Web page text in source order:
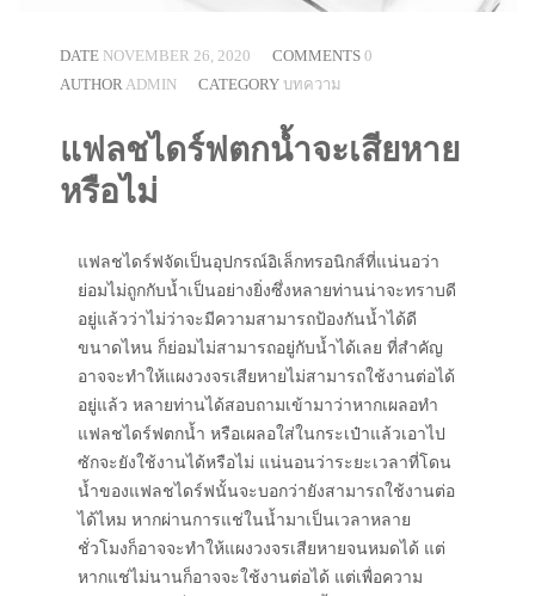
DATE NOVEMBER 26, 2020 COMMENTS 0
AUTHORADMIN CATEGORY บทความ
แฟลชไดร์ฟตกน้ำจะเสียหาย
หรือไม่
แฟลชไดร์ฟจัดเป็นอุปกรณ์อิเล็กทรอนิกส์ที่แน่นอว่า
ย่อมไม่ถูกกับน้ำเป็นอย่างยิ่งซึ่งหลายท่านน่าจะทราบดี
อยู่แล้วว่าไม่ว่าจะมีความสามารถป้องกันน้ำได้ดี
ขนาดไหน ก็ย่อมไม่สามารถอยู่กับน้ำได้เลย ที่สำคัญ
อาจจะทำให้แผงวงจรเสียหายไม่สามารถใช้งานต่อได้
อยู่แล้ว หลายท่านได้สอบถามเข้ามาว่าหากเผลอทำ
แฟลชไดร์ฟตกน้ำ หรือเผลอใส่ในกระเป๋าแล้วเอาไป
ซักจะยังใช้งานได้หรือไม่ แน่นอนว่าระยะเวลาที่โดน
น้ำของแฟลชไดร์ฟนั้นจะบอกว่ายังสามารถใช้งานต่อ
ได้ไหม หากผ่านการแช่ในน้ำมาเป็นเวลาหลาย
ชั่วโมงก็อาจจะทำให้แผงวงจรเสียหายจนหมดได้ แต่
หากแช่ไม่นานก็อาจจะใช้งานต่อได้ แต่เพื่อความ